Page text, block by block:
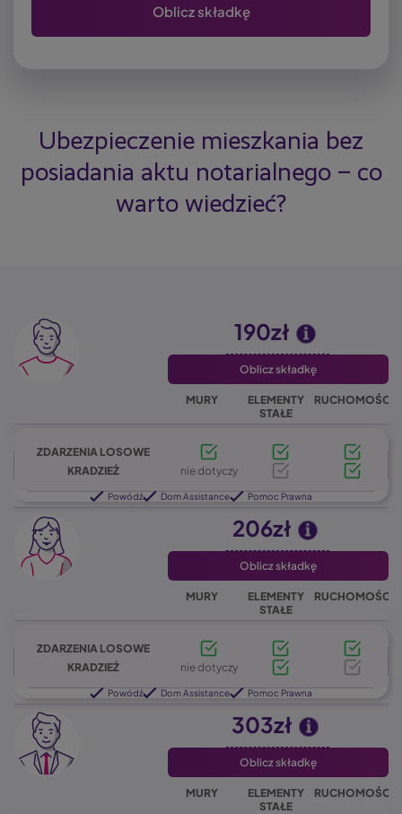
Oblicz składkę
Ubezpieczenie mieszkania bez
posiadania aktu notarialnego – co
warto wiedzieć?
MURY
ELEMENTY
STAŁE
RUCHOMOŚCI
ZDARZENIA LOSOWE
KRADZIEŻ
nie dotyczy
Powódź Dom Assistance Pomoc Prawna
190zł
Oblicz składkę
MURY
ELEMENTY
STAŁE
RUCHOMOŚCI
ZDARZENIA LOSOWE
KRADZIEŻ
nie dotyczy
Powódź Dom Assistance Pomoc Prawna
206zł
Oblicz składkę
MURY
ELEMENTY
STAŁE
RUCHOMOŚCI
303zł
Oblicz składkę